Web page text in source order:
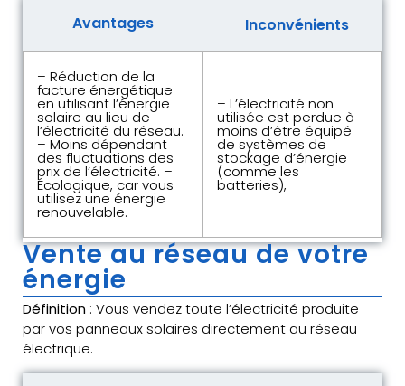
Avantages Inconvénients
– Réduction de la
facture énergétique
en utilisant l’énergie
solaire au lieu de
l’électricité du réseau.
– Moins dépendant
des fluctuations des
prix de l’électricité. –
Écologique, car vous
utilisez une énergie
renouvelable.
– L’électricité non
utilisée est perdue à
moins d’être équipé
de systèmes de
stockage d’énergie
(comme les
batteries),
Vente au réseau de votre
énergie
Définition : Vous vendez toute l’électricité produite
par vos panneaux solaires directement au réseau
électrique.